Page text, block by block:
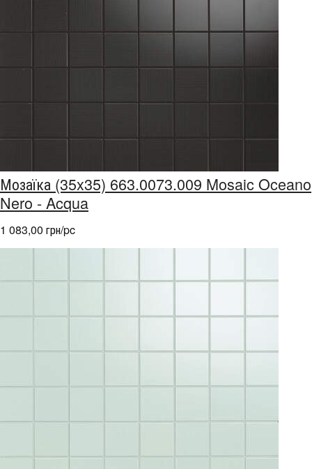
Мозаїка (35x35) 663.0073.009 Mosaic Oceano
Nero - Acqua
1 083,00 грн/pc